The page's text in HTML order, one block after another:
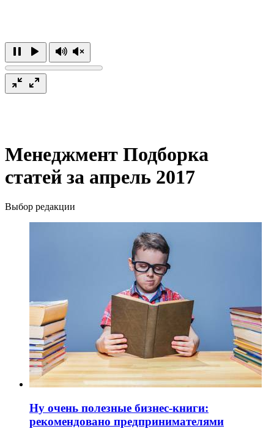
Менеджмент Подборка
статей за апрель 2017
Выбор редакции
Ну очень полезные бизнес-книги:
рекомендовано предпринимателями